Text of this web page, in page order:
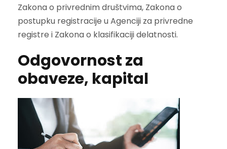
Zakona o privrednim društvima, Zakona o
postupku registracije u Agenciji za privredne
registre i Zakona o klasifikaciji delatnosti.
Odgovornost za
obaveze, kapital